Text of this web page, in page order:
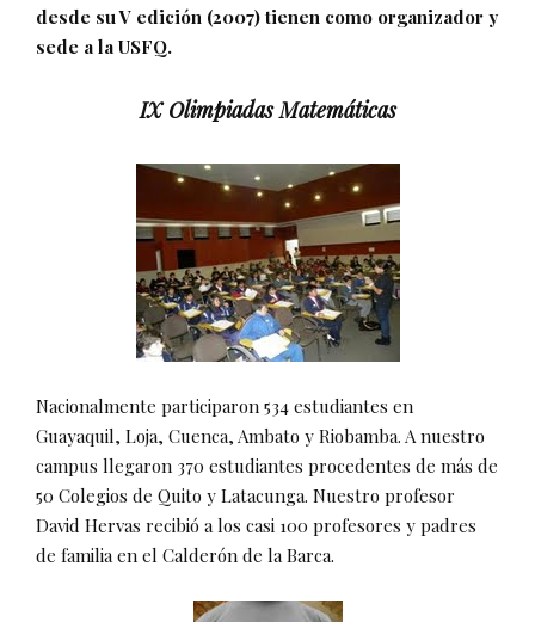
desde su V edición (2007) tienen como organizador y
sede a la USFQ.
IX Olimpiadas Matemáticas
Nacionalmente participaron 534 estudiantes en
Guayaquil, Loja, Cuenca, Ambato y Riobamba. A nuestro
campus llegaron 370 estudiantes procedentes de más de
50 Colegios de Quito y Latacunga. Nuestro profesor
David Hervas recibió a los casi 100 profesores y padres
de familia en el Calderón de la Barca.